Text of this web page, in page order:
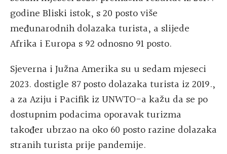
godine Bliski istok, s 20 posto više
međunarodnih dolazaka turista, a slijede
Afrika i Europa s 92 odnosno 91 posto.
Sjeverna i Južna Amerika su u sedam mjeseci
2023. dostigle 87 posto dolazaka turista iz 2019.,
a za Aziju i Pacifik iz UNWTO-a kažu da se po
dostupnim podacima oporavak turizma
također ubrzao na oko 60 posto razine dolazaka
stranih turista prije pandemije.